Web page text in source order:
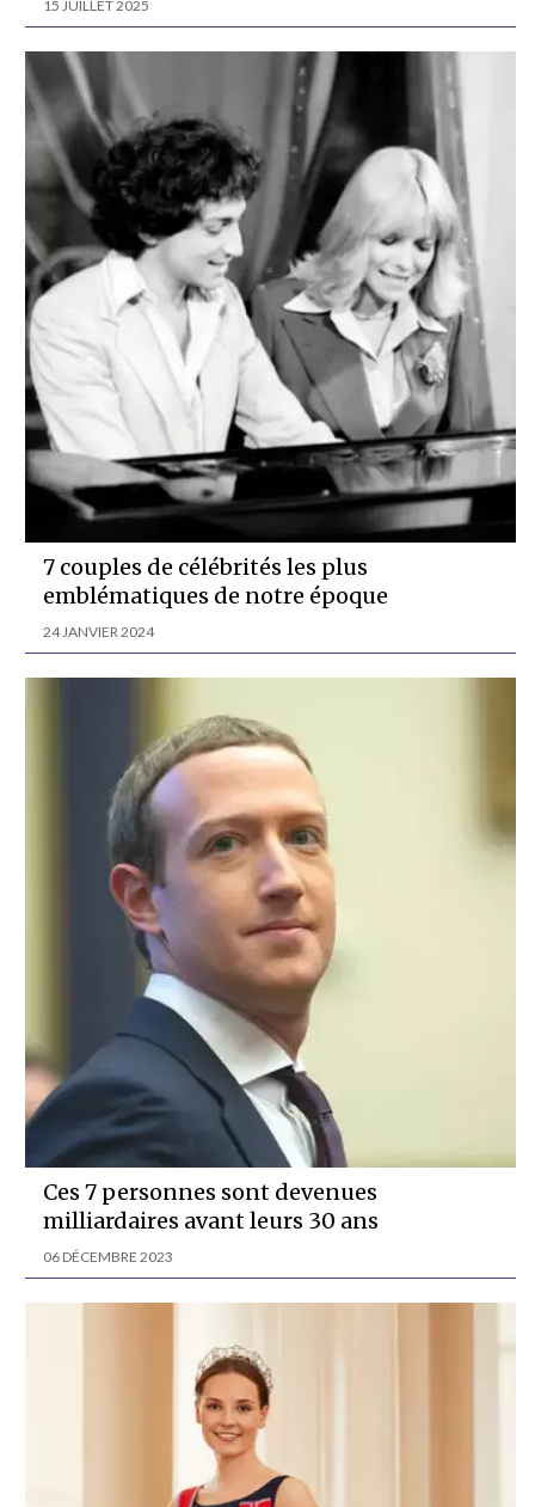
15 JUILLET 2025
7 couples de célébrités les plus
emblématiques de notre époque
24 JANVIER 2024
Ces 7 personnes sont devenues
milliardaires avant leurs 30 ans
06 DÉCEMBRE 2023